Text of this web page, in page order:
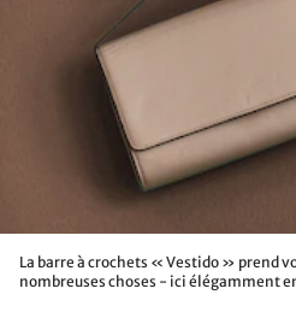
La barre à crochets « Vestido » prend
nombreuses choses - ici élégamment